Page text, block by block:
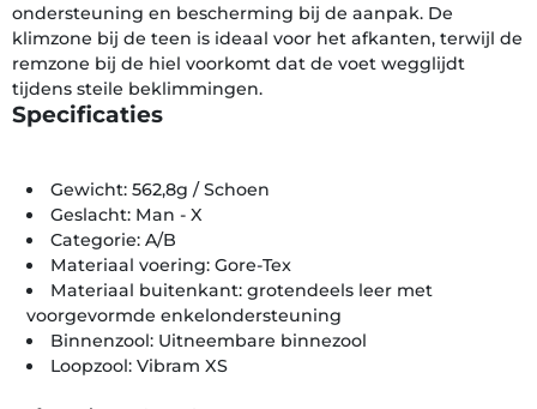
ondersteuning en bescherming bij de aanpak. De
klimzone bij de teen is ideaal voor het afkanten, terwijl de
remzone bij de hiel voorkomt dat de voet wegglijdt
tijdens steile beklimmingen.
Specificaties
Gewicht: 562,8g / Schoen
Geslacht: Man - X
Categorie: A/B
Materiaal voering: Gore-Tex
Materiaal buitenkant: grotendeels leer met
voorgevormde enkelondersteuning
Binnenzool: Uitneembare binnezool
Loopzool: Vibram XS